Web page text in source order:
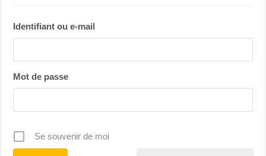
Identifiant ou e-mail
Mot de passe
Se souvenir de moi